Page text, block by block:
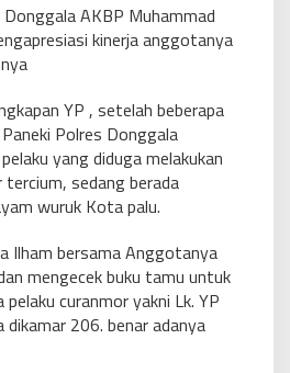
AKBP Muhammad
kinerja anggotanya
YP , setelah beberapa
Polres Donggala
yang diduga melakukan
tercium, sedang berada
wuruk Kota palu.
Ilham bersama Anggotanya
mengecek buku tamu untuk
curanmor yakni Lk. YP
dikamar 206. benar adanya